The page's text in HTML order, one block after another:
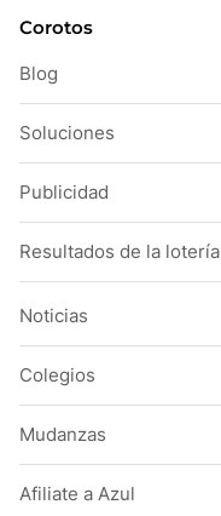
Corotos
Blog
Soluciones
Publicidad
Resultados de la lotería
Noticias
Colegios
Mudanzas
Afiliate a Azul